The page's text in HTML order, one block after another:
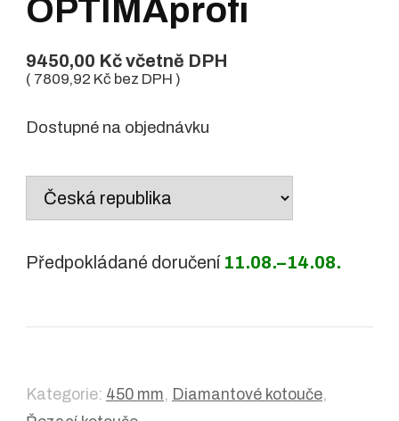
OPTIMAprofi
9450,00 Kčvčetně DPH
( 7809,92 Kč bez DPH )
Dostupné na objednávku
Country
Předpokládané doručení 11.08.–14.08.
Kategorie: 450 mm, Diamantové kotouče,